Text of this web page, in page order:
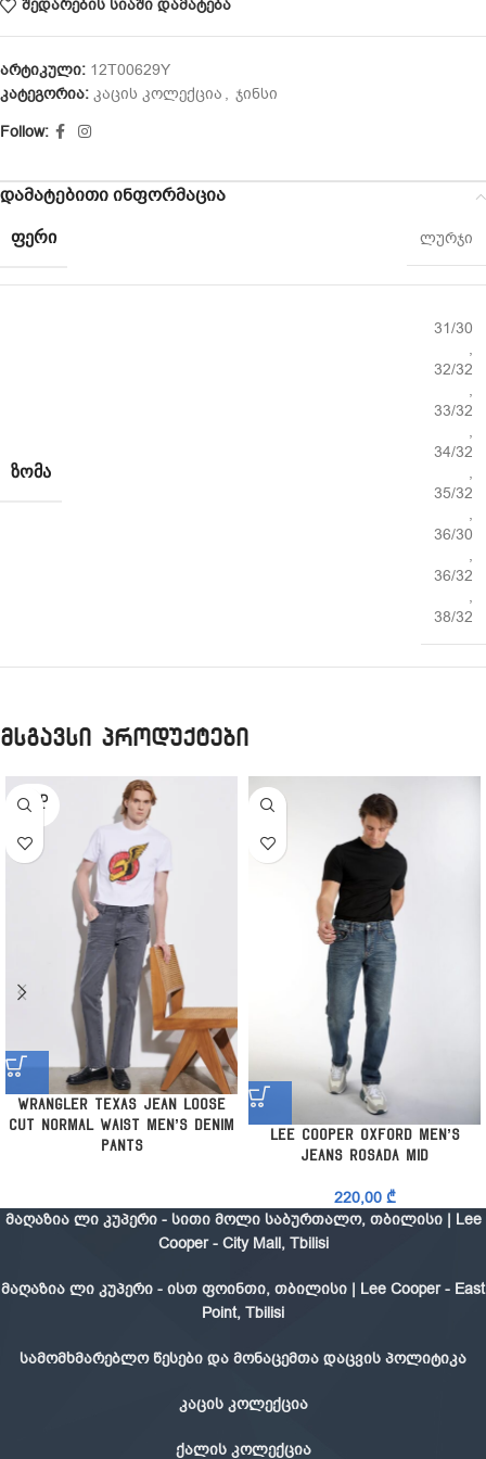
შედარების სიაში დამატება
არტიკული: 12T00629Y
კატეგორია: კაცის კოლექცია , ჯინსი
Follow:
დამატებითი ინფორმაცია
ᲤᲔᲠᲘ
ლურჯი
ᲖᲝᲛᲐ
31/30
,
32/32
,
33/32
,
34/32
,
35/32
,
36/30
,
36/32
,
38/32
მსგავსი პროდუქტები
SOLD
OUT
Wrangler Texas Jean Loose
Cut Normal Waist Men’s Denim
Pants
Lee Cooper Oxford Men’s
Jeans Rosada Mid
220,00 ₾
მაღაზია ლი კუპერი - სითი მოლი საბურთალო, თბილისი | Lee
Cooper - City Mall, Tbilisi
მაღაზია ლი კუპერი - ისთ ფოინთი, თბილისი | Lee Cooper - East
Point, Tbilisi
სამომხმარებლო წესები და მონაცემთა დაცვის პოლიტიკა
კაცის კოლექცია
ქალის კოლექცია